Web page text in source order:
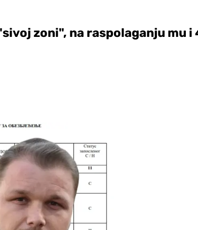
zoni", na raspolaganju mu i